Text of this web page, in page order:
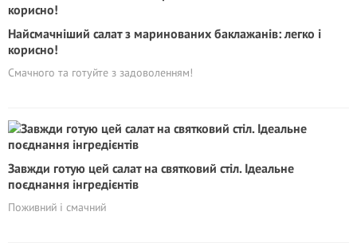
Найсмачніший салат з маринованих баклажанів: легко і
корисно!
Смачного та готуйте з задоволенням!
Завжди готую цей салат на святковий стіл. Ідеальне
поєднання інгредієнтів
Поживний і смачний